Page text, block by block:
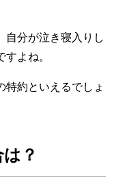
自分が泣き寝入りし
よね。
特約といえるでしょ
？